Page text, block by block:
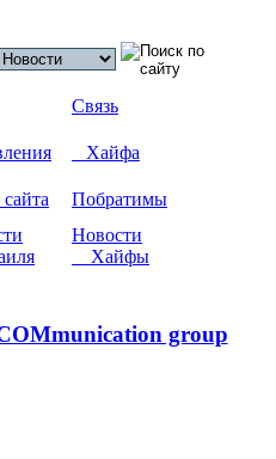
Связь
Хайфа
Побратимы
Новости
Хайфы
group